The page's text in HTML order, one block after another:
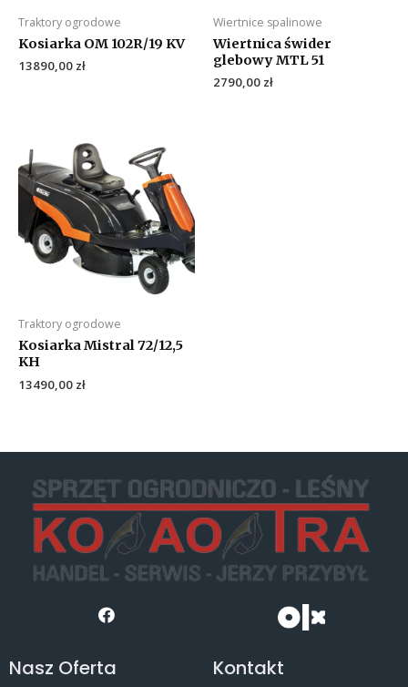
Traktory ogrodowe
Kosiarka OM 102R/19 KV
13890,00 zł
Wiertnice spalinowe
Wiertnica świder
glebowy MTL 51
2790,00 zł
Traktory ogrodowe
Kosiarka Mistral 72/12,5
KH
13490,00 zł
Nasz Oferta Kontakt